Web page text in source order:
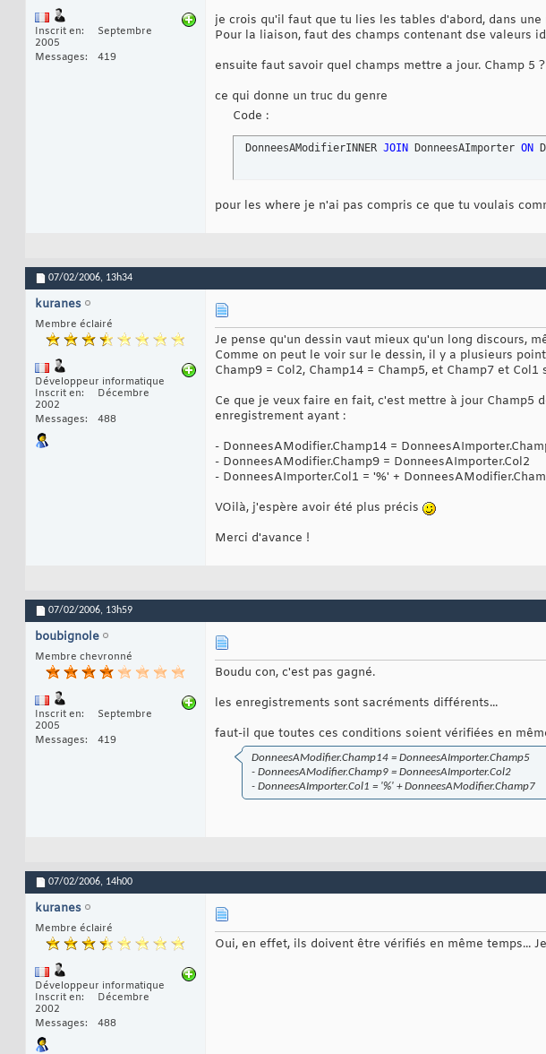
Inscrit en
Septembre
2005
Messages
419
je crois qu'il faut que tu lies les tables d'abord, dans
Pour la liaison, faut des champs contenant dse valeurs
ensuite faut savoir quel champs mettre a jour. Champ 5 ?
ce qui donne un truc du genre
Code :
DonneesAModifierINNER JOIN DonneesAImporter ON
pour les where je n'ai pas compris ce que tu voulais
07/02/2006, 13h34
kuranes
Membre éclairé
Développeur informatique
Inscrit en
Décembre
2002
Messages
488
Je pense qu'un dessin vaut mieux qu'un long discours,
Comme on peut le voir sur le dessin, il y a plusieurs
Champ9 = Col2, Champ14 = Champ5, et Champ7 et
Ce que je veux faire en fait, c'est mettre à jour Champ5
enregistrement ayant :
- DonneesAModifier.Champ14 =
- DonneesAModifier.Champ9 = DonneesAImporter.Col2
- DonneesAImporter.Col1 = '%' +
VOilà, j'espère avoir été plus précis
Merci d'avance !
07/02/2006, 13h59
boubignole
Membre chevronné
Inscrit en
Septembre
2005
Messages
419
Boudu con, c'est pas gagné.
les enregistrements sont sacréments différents...
faut-il que toutes ces conditions soient vérifiées en
DonneesAModifier.Champ14 = DonneesAImporter.Champ5
- DonneesAModifier.Champ9 = DonneesAImporter.Col2
- DonneesAImporter.Col1 = '%' + DonneesAModifier.Champ7
07/02/2006, 14h00
kuranes
Membre éclairé
Développeur informatique
Inscrit en
Décembre
2002
Messages
488
Oui, en effet, ils doivent être vérifiés en même temps...